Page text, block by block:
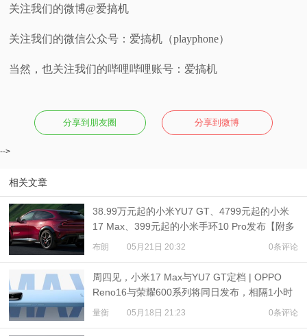
关注我们的微博@爱搞机
关注我们的微信公众号：爱搞机（playphone）
当然，也关注我们的哔哩哔哩账号：爱搞机
分享到朋友圈 分享到微博
-->
相关文章
38.99万元起的小米YU7 GT、4799元起的小米
17 Max、399元起的小米手环10 Pro发布【附多
机对比】
布朗 05月21日 20:32 0条评论
周四见，小米17 Max与YU7 GT定档 | OPPO
Reno16与荣耀600系列将同日发布，相隔1小时
量衡 05月18日 21:23 0条评论